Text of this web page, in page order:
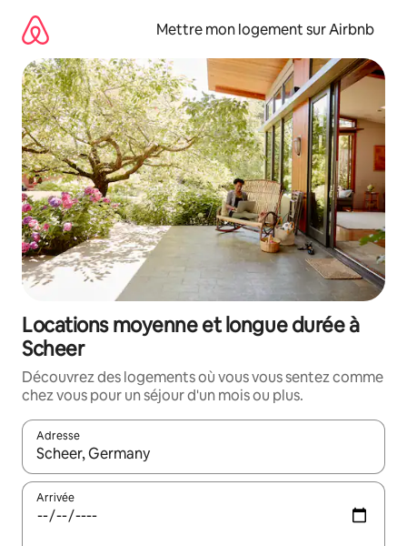
directement
contenu
Mettre mon logement sur Airbnb
Locations moyenne et longue durée à
Scheer
Découvrez des logements où vous vous sentez comme
chez vous pour un séjour d'un mois ou plus.
Adresse
Lorsque les résultats s'affichent, utilisez les flèches vers le
Arrivée